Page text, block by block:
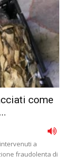
come
a
fraudolenta di